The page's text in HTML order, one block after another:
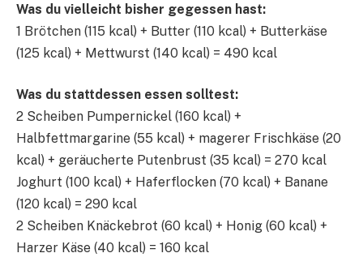
Was du vielleicht bisher gegessen hast:
1 Brötchen (115 kcal) + Butter (110 kcal) + Butterkäse
(125 kcal) + Mettwurst (140 kcal) = 490 kcal
Was du stattdessen essen solltest:
2 Scheiben Pumpernickel (160 kcal) +
Halbfettmargarine (55 kcal) + magerer Frischkäse (20
kcal) + geräucherte Putenbrust (35 kcal) = 270 kcal
Joghurt (100 kcal) + Haferflocken (70 kcal) + Banane
(120 kcal) = 290 kcal
2 Scheiben Knäckebrot (60 kcal) + Honig (60 kcal) +
Harzer Käse (40 kcal) = 160 kcal